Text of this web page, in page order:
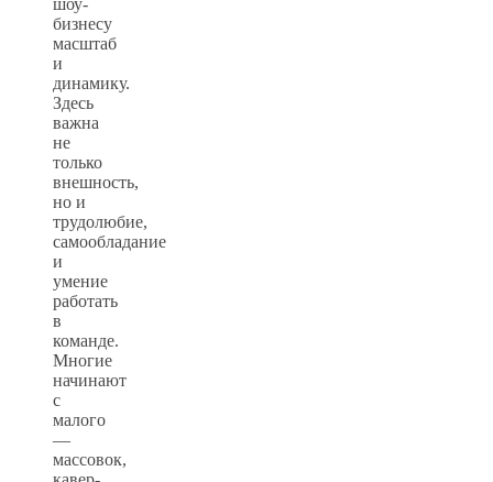
шоу-
бизнесу
масштаб
и
динамику.
Здесь
важна
не
только
внешность,
но и
трудолюбие,
самообладание
и
умение
работать
в
команде.
Многие
начинают
с
малого
—
массовок,